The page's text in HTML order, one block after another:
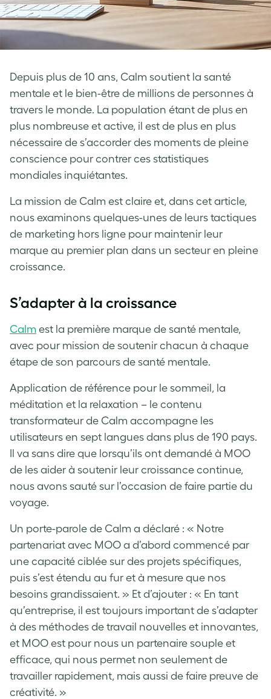
Depuis plus de 10 ans, Calm soutient la santé
mentale et le bien-être de millions de personnes à
travers le monde. La population étant de plus en
plus nombreuse et active, il est de plus en plus
nécessaire de s’accorder des moments de pleine
conscience pour contrer ces statistiques
mondiales inquiétantes.
La mission de Calm est claire et, dans cet article,
nous examinons quelques-unes de leurs tactiques
de marketing hors ligne pour maintenir leur
marque au premier plan dans un secteur en pleine
croissance.
S’adapter à la croissance
Calm est la première marque de santé mentale,
avec pour mission de soutenir chacun à chaque
étape de son parcours de santé mentale.
Application de référence pour le sommeil, la
méditation et la relaxation – le contenu
transformateur de Calm accompagne les
utilisateurs en sept langues dans plus de 190 pays.
Il va sans dire que lorsqu’ils ont demandé à MOO
de les aider à soutenir leur croissance continue,
nous avons sauté sur l’occasion de faire partie du
voyage.
Un porte-parole de Calm a déclaré : « Notre
partenariat avec MOO a d’abord commencé par
une capacité ciblée sur des projets spécifiques,
puis s’est étendu au fur et à mesure que nos
besoins grandissaient. » Et d’ajouter : « En tant
qu’entreprise, il est toujours important de s’adapter
à des méthodes de travail nouvelles et innovantes,
et MOO est pour nous un partenaire souple et
efficace, qui nous permet non seulement de
travailler rapidement, mais aussi de faire preuve de
créativité. »